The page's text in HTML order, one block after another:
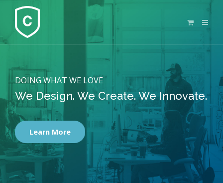
DOING WHAT WE LOVE
We Design. We Create. We Innovate.
Learn More